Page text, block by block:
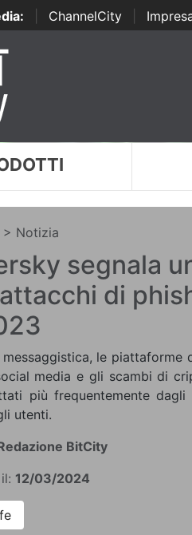
ChannelCity
> Notizia
segnala
di
le piattaforme
media e gli scambi di
più frequentemente
utenti.
BitCity
12/03/2024